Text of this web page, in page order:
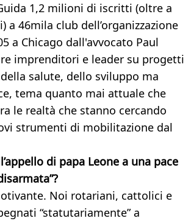
1,2 milioni di iscritti (oltre a
a 46mila club dell’organizzazione
a Chicago dall'avvocato Paul
imprenditori e leader su progetti
salute, dello sviluppo ma
tema quanto mai attuale che
le realtà che stanno cercando
strumenti di mobilitazione dal
di papa Leone a una pace
Noi rotariani, cattolici e
“statutariamente” a